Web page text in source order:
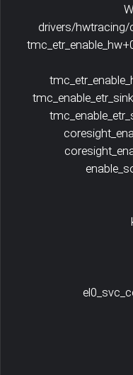
drivers/